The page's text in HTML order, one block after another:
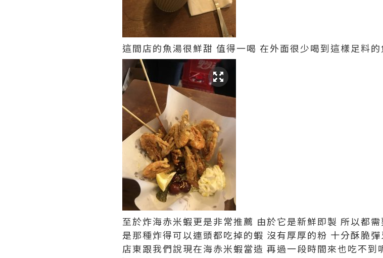
這間店的魚湯很鮮甜 值得一喝 在外面很少喝到這樣足料的
至於炸海赤米蝦更是非常推薦 由於它是新鮮即製 所以都
是那種炸得可以連頭都吃掉的蝦 沒有厚厚的粉 十分酥脆彈
店東跟我們說現在海赤米蝦當造 再過一段時間來也吃不到